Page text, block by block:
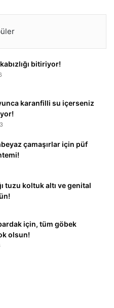
kabızlığı bitiriyor!
karanfilli su içerseniz
çamaşırlar için püf
tuzu koltuk altı ve genital
için, tüm göbek
olsun!